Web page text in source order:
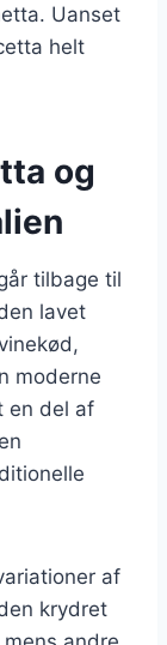
Uanset
helt
og
tilbage til
lavet
moderne
en del af
af
krydret